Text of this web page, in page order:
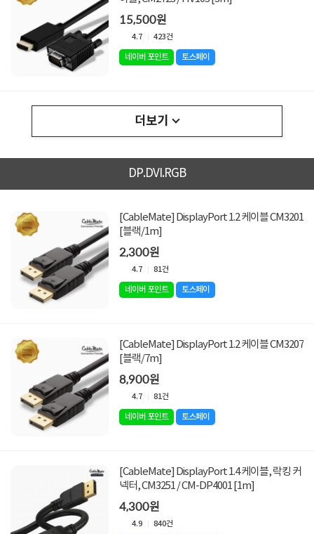
15,500원
4.7 423건
네이버 포인트 토스페이
더보기
DP.DVI.RGB
[CableMate] DisplayPort 1.2 케이블 CM3201
[블랙/1m]
2,300원
4.7 81건
네이버 포인트 토스페이
[CableMate] DisplayPort 1.2 케이블 CM3207
[블랙/7m]
8,900원
4.7 81건
네이버 포인트 토스페이
[CableMate] DisplayPort 1.4 케이블, 락킹 커
넥터, CM3251 / CM-DP4001 [1m]
4,300원
4.9 840건